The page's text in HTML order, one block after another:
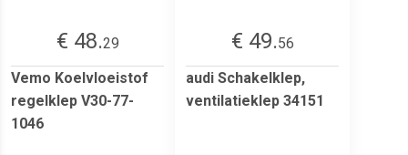
€ 48.29
Vemo Koelvloeistof
regelklep V30-77-
1046
€ 49.56
audi Schakelklep,
ventilatieklep 34151